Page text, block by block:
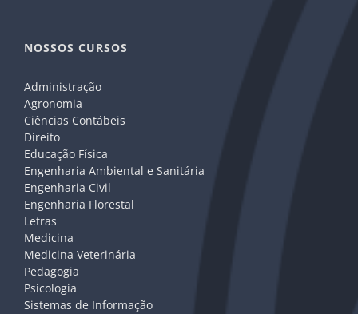
NOSSOS CURSOS
Administração
Agronomia
Ciências Contábeis
Direito
Educação Física
Engenharia Ambiental e Sanitária
Engenharia Civil
Engenharia Florestal
Letras
Medicina
Medicina Veterinária
Pedagogia
Psicologia
Sistemas de Informação